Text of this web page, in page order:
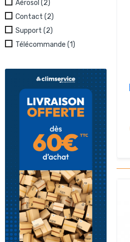
Aérosol (2)
Contact (2)
Support (2)
Télécommande (1)